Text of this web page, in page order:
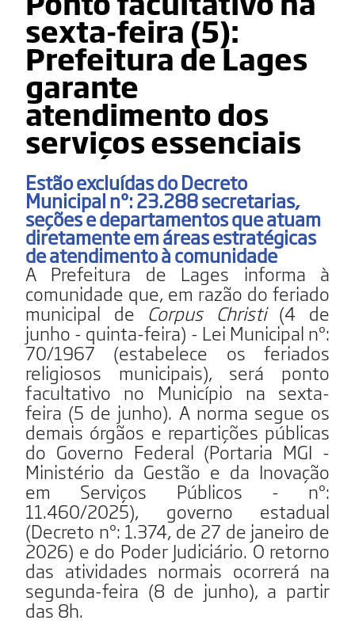
sexta-feira (5):
Prefeitura de Lages
garante
atendimento dos
serviços essenciais
Estão excluídas do Decreto
Municipal nº: 23.288 secretarias,
seções e departamentos que atuam
diretamente em áreas estratégicas
de atendimento à comunidade
A Prefeitura de Lages informa à
comunidade que, em razão do feriado
municipal de Corpus Christi(4 de
junho - quinta-feira) - Lei Municipal nº:
70/1967 (estabelece os feriados
religiosos municipais), será ponto
facultativo no Município na sexta-
feira (5 de junho). A norma segue os
demais órgãos e repartições públicas
do Governo Federal (Portaria MGI -
Ministério da Gestão e da Inovação
em Serviços Públicos - nº:
11.460/2025), governo estadual
(Decreto nº: 1.374, de 27 de janeiro de
2026) e do Poder Judiciário. O retorno
das atividades normais ocorrerá na
segunda-feira (8 de junho), a partir
das 8h.